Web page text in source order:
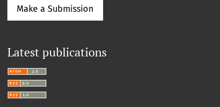
Make a Submission
Latest publications